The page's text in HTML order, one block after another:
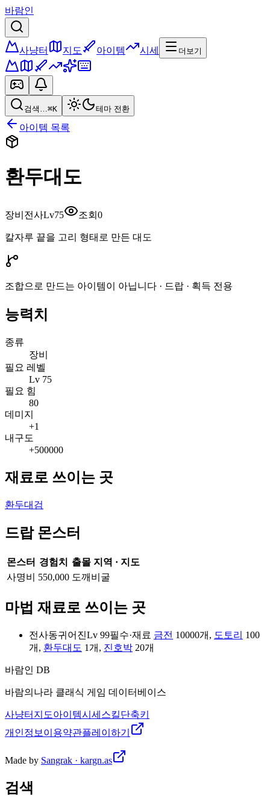
바람인
사냥터 지도 아이템 시세 더보기
검색…⌘K 테마 전환
아이템 목록
환두대도
장비 전사Lv75 조회 0
칼자루 끝을 고리 형태로 만든 대도
조합으로 만드는 아이템이 아닙니다 · 드랍 · 획득 전용
능력치
종류
장비
필요 레벨
Lv 75
필요 힘
80
데미지
+1
내구도
+500000
재료로 쓰이는 곳
환두대검
드랍 몬스터
몬스터 경험치
출몰 지역 · 지도
사명비
550,000 도깨비굴
마법 재료로 쓰이는 곳
전사동귀어진Lv 99필수·재료 금전 10000개 , 도토리 100
개 , 환두대도 1개 , 진호박 20개
바람인 DB
바람의나라 클래식 게임 데이터베이스
사냥터 지도아이템시세 스킬단축키
개인정보 이용약관플레이하기
Made by Sangrak · kargn.as
검색